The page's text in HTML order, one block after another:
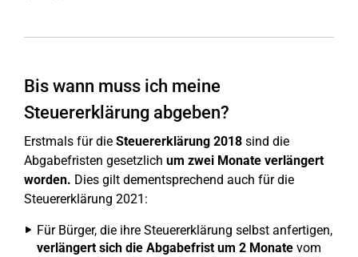
Bis wann muss ich meine
Steuererklärung abgeben?
Erstmals für die Steuererklärung 2018 sind die
Abgabefristen gesetzlich um zwei Monate verlängert
worden. Dies gilt dementsprechend auch für die
Steuererklärung 2021:
Für Bürger, die ihre Steuererklärung selbst anfertigen,
verlängert sich die Abgabefrist um 2 Monate vom